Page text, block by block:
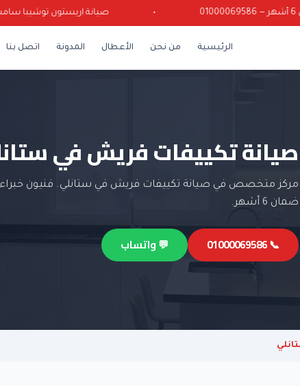
صيانة اريستون توشيبا
الرئيسية من نحن الأعطال المدونة اتصل بنا
صيانة تكييفات فريش في
مركز متخصص في صيانة تكييفات فريش في ستانلي. فنيون
ضمان 6 أشهر.
📞 01000069586 💬 واتساب